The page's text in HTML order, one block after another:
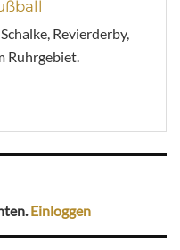
Revierderby,
Ruhrgebiet.
Einloggen